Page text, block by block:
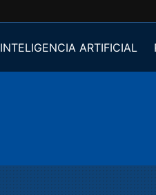
INTELIGENCIA ARTIFICIAL